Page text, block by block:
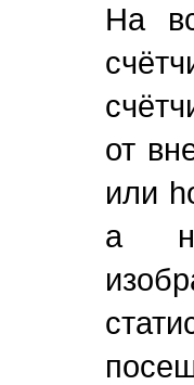
На
от
или
а